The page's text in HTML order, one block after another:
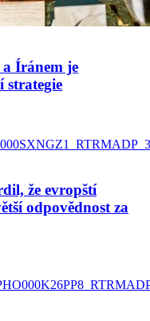
a Íránem je
strategie
že evropští
odpovědnost za